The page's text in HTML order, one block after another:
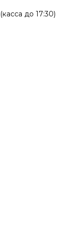
до 17:30)